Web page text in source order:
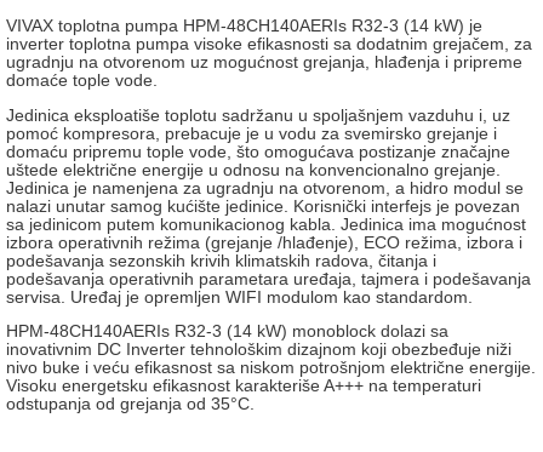
VIVAX toplotna pumpa HPM-48CH140AERIs R32-3 (14 kW) je
inverter toplotna pumpa visoke efikasnosti sa dodatnim grejačem, za
ugradnju na otvorenom uz mogućnost grejanja, hlađenja i pripreme
domaće tople vode.
Jedinica eksploatiše toplotu sadržanu u spoljašnjem vazduhu i, uz
pomoć kompresora, prebacuje je u vodu za svemirsko grejanje i
domaću pripremu tople vode, što omogućava postizanje značajne
uštede električne energije u odnosu na konvencionalno grejanje.
Jedinica je namenjena za ugradnju na otvorenom, a hidro modul se
nalazi unutar samog kućište jedinice. Korisnički interfejs je povezan
sa jedinicom putem komunikacionog kabla. Jedinica ima mogućnost
izbora operativnih režima (grejanje /hlađenje), ECO režima, izbora i
podešavanja sezonskih krivih klimatskih radova, čitanja i
podešavanja operativnih parametara uređaja, tajmera i podešavanja
servisa. Uređaj je opremljen WIFI modulom kao standardom.
HPM-48CH140AERIs R32-3 (14 kW) monoblock dolazi sa
inovativnim DC Inverter tehnološkim dizajnom koji obezbeđuje niži
nivo buke i veću efikasnost sa niskom potrošnjom električne energije.
Visoku energetsku efikasnost karakteriše A+++ na temperaturi
odstupanja od grejanja od 35°C.